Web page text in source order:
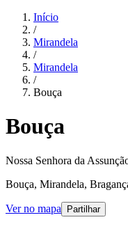
Início
/
Mirandela
/
Mirandela
/
Bouça
Bouça
Nossa Senhora da
Bouça, Mirandela,
Ver no mapa Partilhar